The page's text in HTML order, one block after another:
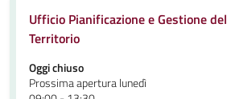
Ufficio Pianificazione e Gestione del
Territorio
Oggi chiuso
Prossima apertura lunedì